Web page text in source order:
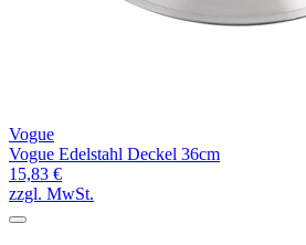
Vogue
Vogue Edelstahl Deckel 36cm
15,83 €
zzgl. MwSt.